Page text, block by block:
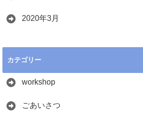
2020年3月
カテゴリー
workshop
ごあいさつ